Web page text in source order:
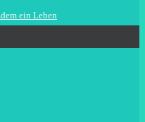
ein Leben